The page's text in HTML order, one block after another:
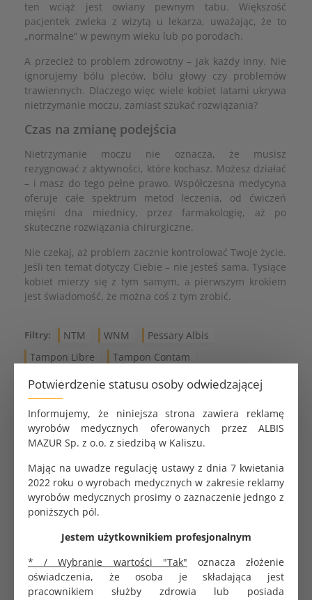
Potwierdzenie statusu osoby odwiedzającej
Informujemy, że niniejsza strona zawiera reklamę
wyrobów medycznych oferowanych przez ALBIS
MAZUR Sp. z o.o. z siedzibą w Kaliszu.
Mając na uwadze regulację ustawy z dnia 7 kwietania
2022 roku o wyrobach medycznych w zakresie reklamy
wyrobów medycznych prosimy o zaznaczenie jedngo z
poniższych pól.
Jestem użytkownikiem profesjonalnym
* / Wybranie wartości "Tak" oznacza złożenie
oświadczenia, że osoba je składająca jest
pracownikiem służby zdrowia lub posiada
ten wciąż jest owiany pewnym tabu. Większość
pacjentek zwleka z wizytą u lekarza, uważając, że to
„normalne” w pewnym wieku lub po porodach.
A przecież to problem zdrowotny – jak każdy inny. Nie
ignorujemy bólu pleców, bólu głowy czy problemów
trawiennych. Dlaczego więc wiele kobiet latami ukrywa
nietrzymanie moczu, zamiast szukać rozwiązania?
Czas na zmianę podejścia
Nietrzymanie moczu nie oznacza, że musisz
rezygnować z aktywności, które kochasz. Możesz działać
– i masz do tego pełne prawo. Współczesna medycyna
oferuje całe spektrum metod leczenia, od ćwiczeń
mięśni dna miednicy, przez farmakologię, aż po
skuteczne rozwiązania chirurgiczne.
Nie czekaj, aż problem zacznie kontrolować Twoje życie.
Jeśli ten temat dotyczy Ciebie – nie jesteś sama. Tysiące
kobiet mierzy się z tym samym, a pierwszym krokiem
jest świadomość, że można coś z tym zrobić.
Filtry: NTM WNM
Pessary Albis
Tampon Libre
Tampon Contam
Tampon podpierający
Tampon piankowy
Produkty powiązane z artykułem